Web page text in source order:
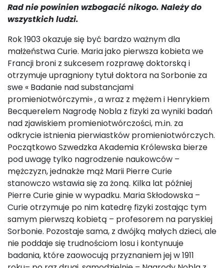
Rad nie powinien wzbogacić nikogo. Należy do
wszystkich ludzi.
Rok 1903 okazuje się być bardzo ważnym dla
małżeństwa Curie. Maria jako pierwsza kobieta we
Francji broni z sukcesem rozprawę doktorską i
otrzymuje upragniony tytuł doktora na Sorbonie za
swe « Badanie nad substancjami
promieniotwórczymi» , a wraz z mężem i Henrykiem
Becquerelem Nagrodę Nobla z fizyki za wyniki badań
nad zjawiskiem promieniotwórczości, m.in. za
odkrycie istnienia pierwiastków promieniotwórczych.
Początkowo Szwedzka Akademia Królewska bierze
pod uwagę tylko nagrodzenie naukowców –
mężczyzn, jednakże mąż Marii Pierre Curie
stanowczo wstawia się za żoną. Kilka lat później
Pierre Curie ginie w wypadku. Maria Skłodowska –
Curie otrzymuje po nim katedrę fizyki zostając tym
samym pierwszą kobietą – profesorem na paryskiej
Sorbonie. Pozostaje sama, z dwójką małych dzieci, ale
nie poddaje się trudnościom losu i kontynuuje
badania, które zaowocują przyznaniem jej w 1911